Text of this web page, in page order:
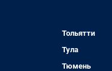
Тольятти
Тула
Тюмень